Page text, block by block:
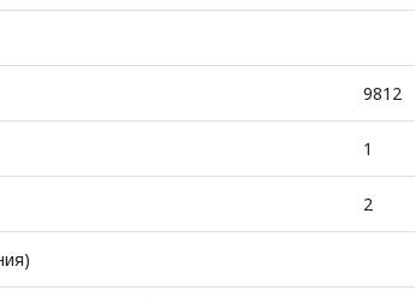
9812
1
2